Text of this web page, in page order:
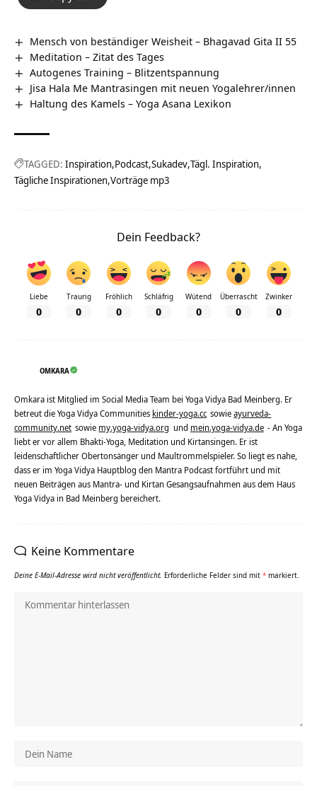
Mensch von beständiger Weisheit – Bhagavad Gita II 55
Meditation – Zitat des Tages
Autogenes Training – Blitzentspannung
Jisa Hala Me Mantrasingen mit neuen Yogalehrer/innen
Haltung des Kamels – Yoga Asana Lexikon
TAGGED: Inspiration Podcast Sukadev Tägl. Inspiration
Tägliche Inspirationen Vorträge mp3
Dein Feedback?
Liebe
0
Traurig
0
Fröhlich
0
Schläfrig
0
Wütend
0
Überrascht
0
Zwinker
0
OMKARA
Omkara ist Mitglied im Social Media Team bei Yoga Vidya Bad Meinberg. Er
betreut die Yoga Vidya Communities kinder-yoga.cc sowieayurveda-
community.net sowie my.yoga-vidya.org und mein.yoga-vidya.de - An Yoga
liebt er vor allem Bhakti-Yoga, Meditation und Kirtansingen. Er ist
leidenschaftlicher Obertonsänger und Maultrommelspieler. So liegt es nahe,
dass er im Yoga Vidya Hauptblog den Mantra Podcast fortführt und mit
neuen Beiträgen aus Mantra- und Kirtan Gesangsaufnahmen aus dem Haus
Yoga Vidya in Bad Meinberg bereichert.
Keine Kommentare
Deine E-Mail-Adresse wird nicht veröffentlicht. Erforderliche Felder sind mit * markiert.